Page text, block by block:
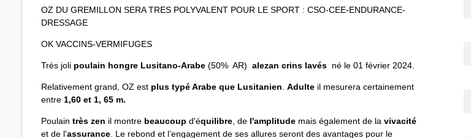
OZ DU GREMILLON SERA TRES POLYVALENT POUR LE SPORT : CSO-CEE-ENDURANCE-
DRESSAGE
OK VACCINS-VERMIFUGES
Très joli poulain hongre Lusitano-Arabe (50% AR) alezan crins lavés né le 01 février 2024.
Relativement grand, OZ est plus typé Arabe que Lusitanien Adulte il mesurera certainement
entre 1,60 et 1, 65 m.
Poulain très zen il montre beaucoup d'équilibre , de l'amplitude mais également de la vivacité
et de l'assurance . Le rebond et l’engagement de ses allures seront des avantages pour le